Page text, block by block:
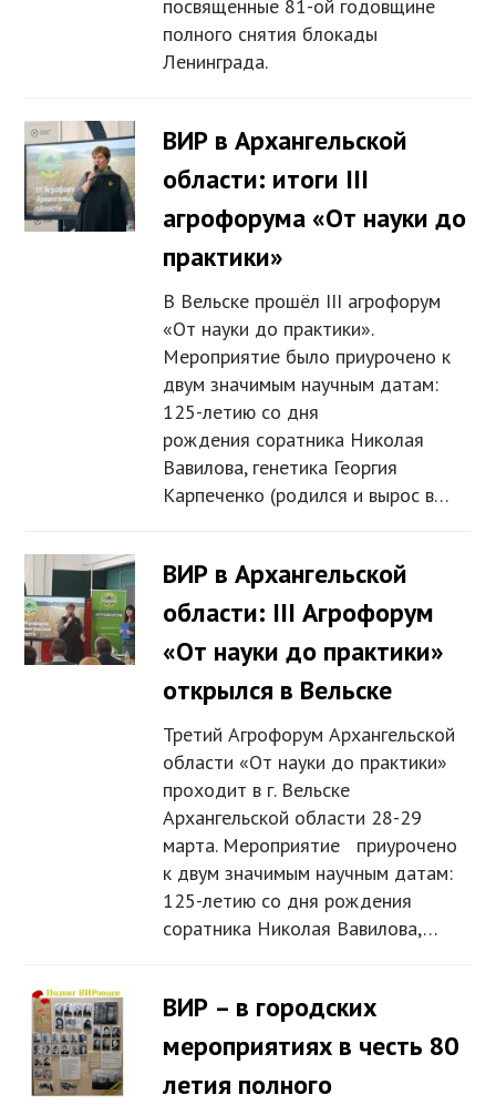
посвященные 81-ой годовщине
полного снятия блокады
Ленинграда.
ВИР в Архангельской
области: итоги III
агрофорума «От науки до
практики»
В Вельске прошёл III агрофорум
«От науки до практики».
Мероприятие было приурочено к
двум значимым научным датам:
125-летию со дня
рождения соратника Николая
Вавилова, генетика Георгия
Карпеченко (родился и вырос в…
ВИР в Архангельской
области: III Агрофорум
«От науки до практики»
открылся в Вельске
Третий Агрофорум Архангельской
области «От науки до практики»
проходит в г. Вельске
Архангельской области 28-29
марта. Мероприятие приурочено
к двум значимым научным датам:
125-летию со дня рождения
соратника Николая Вавилова,…
ВИР – в городских
мероприятиях в честь 80
летия полного